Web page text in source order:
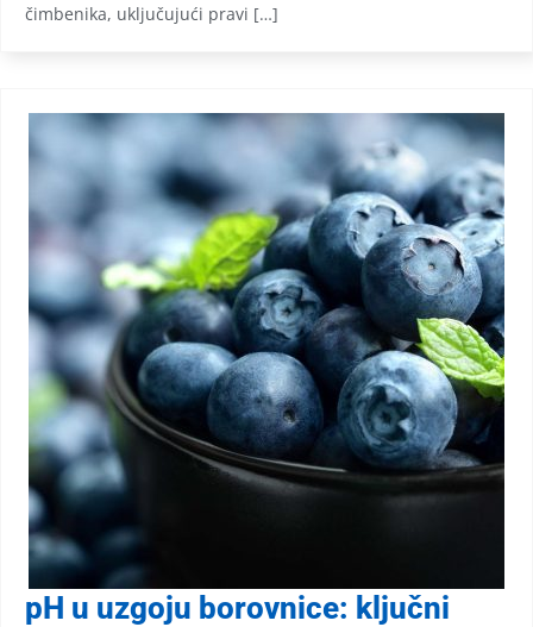
čimbenika, uključujući pravi […]
pH u uzgoju borovnice: ključni